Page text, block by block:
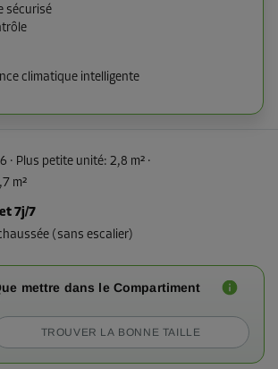
sécurisé
climatique intelligente
6 · Plus petite unité: 2,8 m² ·
m²
7j/7
(sans escalier)
mettre dans le Compartiment
TROUVER LA BONNE TAILLE